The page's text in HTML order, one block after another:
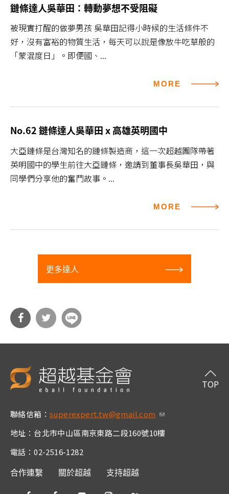
鏈條達人吳華田：轉動夢想不受阻礙
被現實打醒的做夢男孩 吳華田記得小時候的生活條件不
好，沒有富裕的物質生活，每天可以說是像放牛吃草般的
「蒙混度日」。即便國、...
MORE
No.62 鏈條達人吳華田 x 高雄英明國中
大亞鏈條是台灣知名的鏈條製造商，這一次超越團隊帶著
英明國中的學生前往大亞鏈條，邀請到董事長吳華田，與
同學們分享他的奮鬥故事。...
MORE
更多達人
cebo
witt
聯絡信箱： superexpert.tw@gmail.com (link sends e-m
地址：台北市中山區南京東路二段160號10樓
電話：02-2516-1282
合作連繫 關於超越 支持超越
TOP